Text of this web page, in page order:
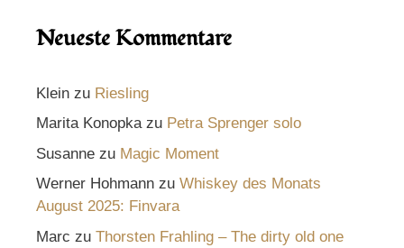
Neueste Kommentare
Klein zu Riesling
Marita Konopkazu Petra Sprenger solo
Susanne zu Magic Moment
Werner Hohmann zu Whiskey des Monats
August 2025: Finvara
Marc zu Thorsten Frahling – The dirty old one